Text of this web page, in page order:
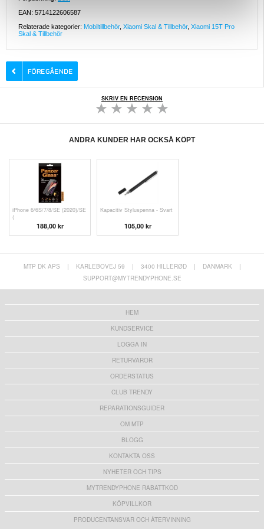
EAN: 5714122606587
Relaterade kategorier: Mobiltillbehör, Xiaomi Skal & Tillbehör, Xiaomi 15T Pro
Skal & Tillbehör
SKRIV EN RECENSION
ANDRA KUNDER HAR OCKSÅ KÖPT
iPhone 6/6S/7/8/SE (2020)/SE
(
188,00 kr
Kapacitiv Styluspenna - Svart
105,00 kr
MTP DK APS | KARLEBOVEJ 59 | 3400 HILLERØD | DANMARK
|
SUPPORT@MYTRENDYPHONE.SE
HEM
KUNDSERVICE
LOGGA IN
RETURVAROR
ORDERSTATUS
CLUB TRENDY
REPARATIONSGUIDER
OM MTP
BLOGG
KONTAKTA OSS
NYHETER OCH TIPS
MYTRENDYPHONE RABATTKOD
KÖPVILLKOR
PRODUCENTANSVAR OCH ÅTERVINNING